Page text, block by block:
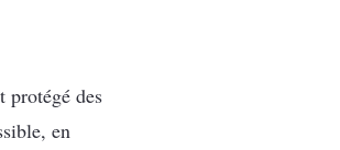
protégé des
en